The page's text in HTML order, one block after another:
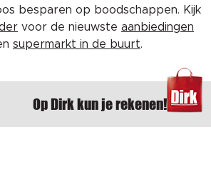
besparen op boodschappen. Kijk
voor de nieuwste aanbiedingen
supermarkt in de buurt.
Op Dirk kun je rekenen!